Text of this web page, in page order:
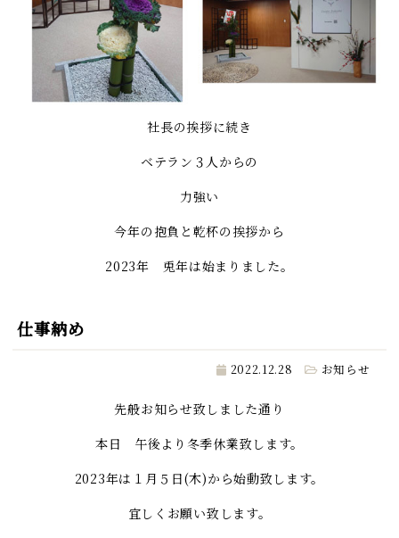
社長の挨拶に続き
ベテラン３人からの
力強い
今年の抱負と乾杯の挨拶から
2023年 兎年は始まりました。
仕事納め
2022.12.28 お知らせ
先般お知らせ致しました通り
本日 午後より冬季休業致します。
2023年は１月５日(木)から始動致します。
宜しくお願い致します。